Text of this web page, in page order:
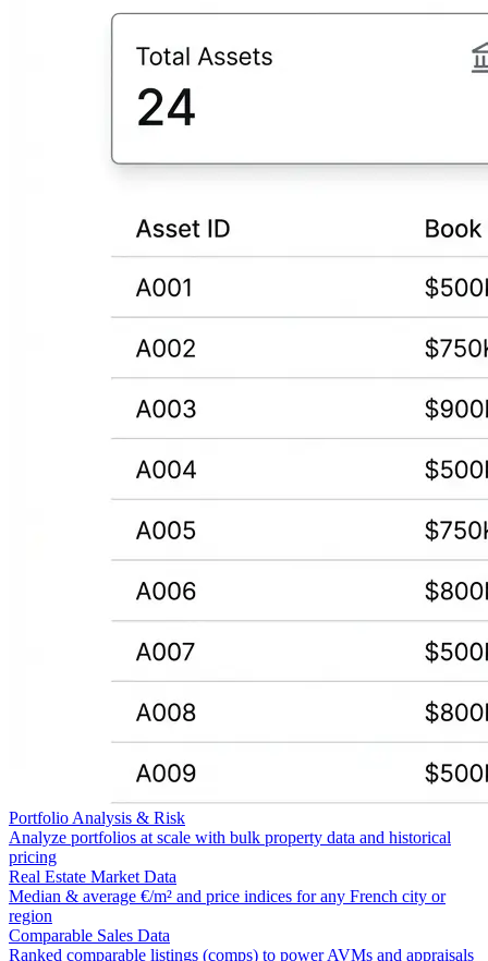
Portfolio Analysis & Risk
Analyze portfolios at scale with bulk property data and historical
pricing
Real Estate Market Data
Median & average €/m² and price indices for any French city or
region
Comparable Sales Data
Ranked comparable listings (comps) to power AVMs and appraisals